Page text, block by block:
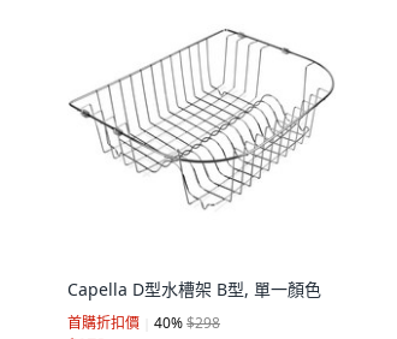
Capella D型水槽架 B型, 單一顏色
首購折扣價 40%$298